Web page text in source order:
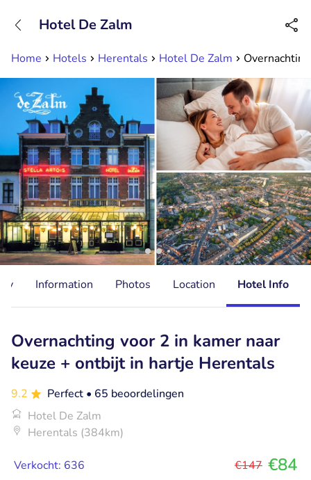
Available until 23:00
Home Hotels Herentals Hotel De Zalm
Hotel De Zalm
Information Photos Location Hotel Info
Overnachting voor 2 in kamer naar
keuze + ontbijt in hartje Herentals
9.2 Perfect • 65 beoordelingen
Hotel De Zalm
Herentals (384km)
Verkocht: 636 €147 €84